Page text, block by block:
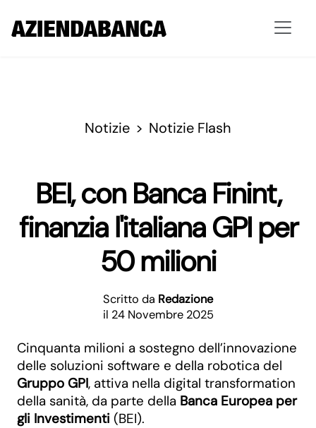
Notizie Notizie Flash
BEI, con Banca Finint,
finanzia l'italiana GPI per
50 milioni
Scritto da Redazione
il 24 Novembre 2025
Cinquanta milioni a sostegno dell’innovazione
delle soluzioni software e della robotica del
Gruppo GPI, attiva nella digital transformation
della sanità, da parte della Banca Europea per
gli Investimenti (BEI).